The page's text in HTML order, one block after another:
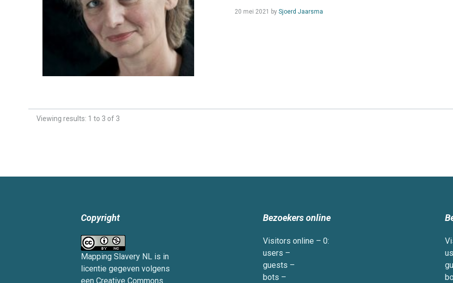
20 mei 2021 by Sjoerd JaarsmaRead
Viewing results: 1 to 3 of 3
Copyright
Mapping Slavery NL is in
licentie gegeven volgens
een Creative Commons
Bezoekers online
Visitors online – 0:
users –
guests –
bots –